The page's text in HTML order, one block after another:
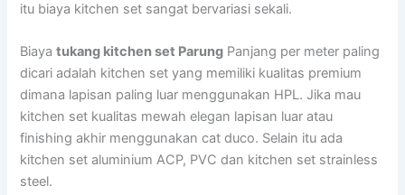
itu biaya kitchen set sangat bervariasi sekali.
Biayatukang kitchen set Parung Panjang per meter paling
dicari adalah kitchen set yang memiliki kualitas premium
dimana lapisan paling luar menggunakan HPL. Jika mau
kitchen set kualitas mewah elegan lapisan luar atau
finishing akhir menggunakan cat duco. Selain itu ada
kitchen set aluminium ACP, PVC dan kitchen set strainless
steel.